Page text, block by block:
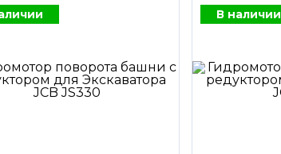
В наличии